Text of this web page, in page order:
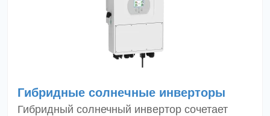
Гибридные солнечные инверторы
Гибридный солнечный инвертор сочетает